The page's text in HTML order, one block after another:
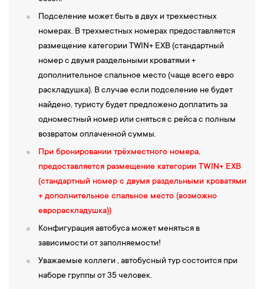
увидеть местный колорит, купить сувениры и поторговаться с
— города, который захватит ваше сердце на долгие годы.
Свободное время.
7-й день
08:00 — Завтрак в гостинице.
архитектурными памятниками и уникальной атмосферой.
Сегодня вас ждёт погружение в историю и культуру Бухары. Вы
Подселение может быть в двух и трехместных
номерах. В трехместных номерах предоставляется
размещение категории TWIN+ EXB (стандартный
номер с двумя раздельными кроватями +
дополнительное спальное место (чаще всего евро
раскладушка). В случае если подселение не будет
найдено, туристу будет предложено доплатить за
одноместный номер или сняться с рейса с полным
возвратом оплаченной суммы.
При бронировании трёхместного номера,
предоставляется размещение категории TWIN+ EXB
(стандартный номер с двумя раздельными кроватями
+ дополнительное спальное место (возможно
еврораскладушка))
Конфигурация автобуса может меняться в
зависимости от заполняемости!
Уважаемые коллеги , автобусный тур состоится при
наборе группы от 35 человек.